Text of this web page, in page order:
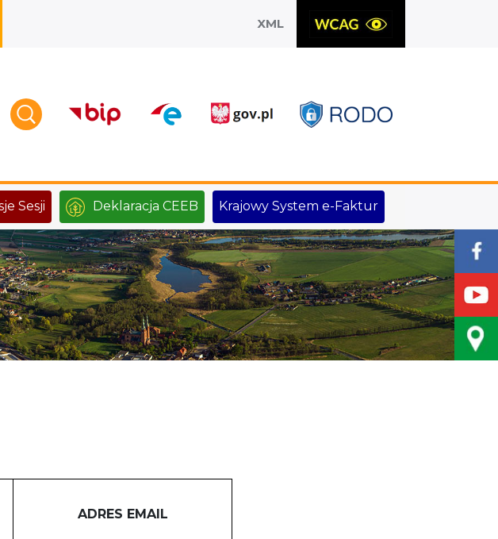
XML
Sesji Deklaracja CEEB Krajowy System e-Faktur
ADRES EMAIL